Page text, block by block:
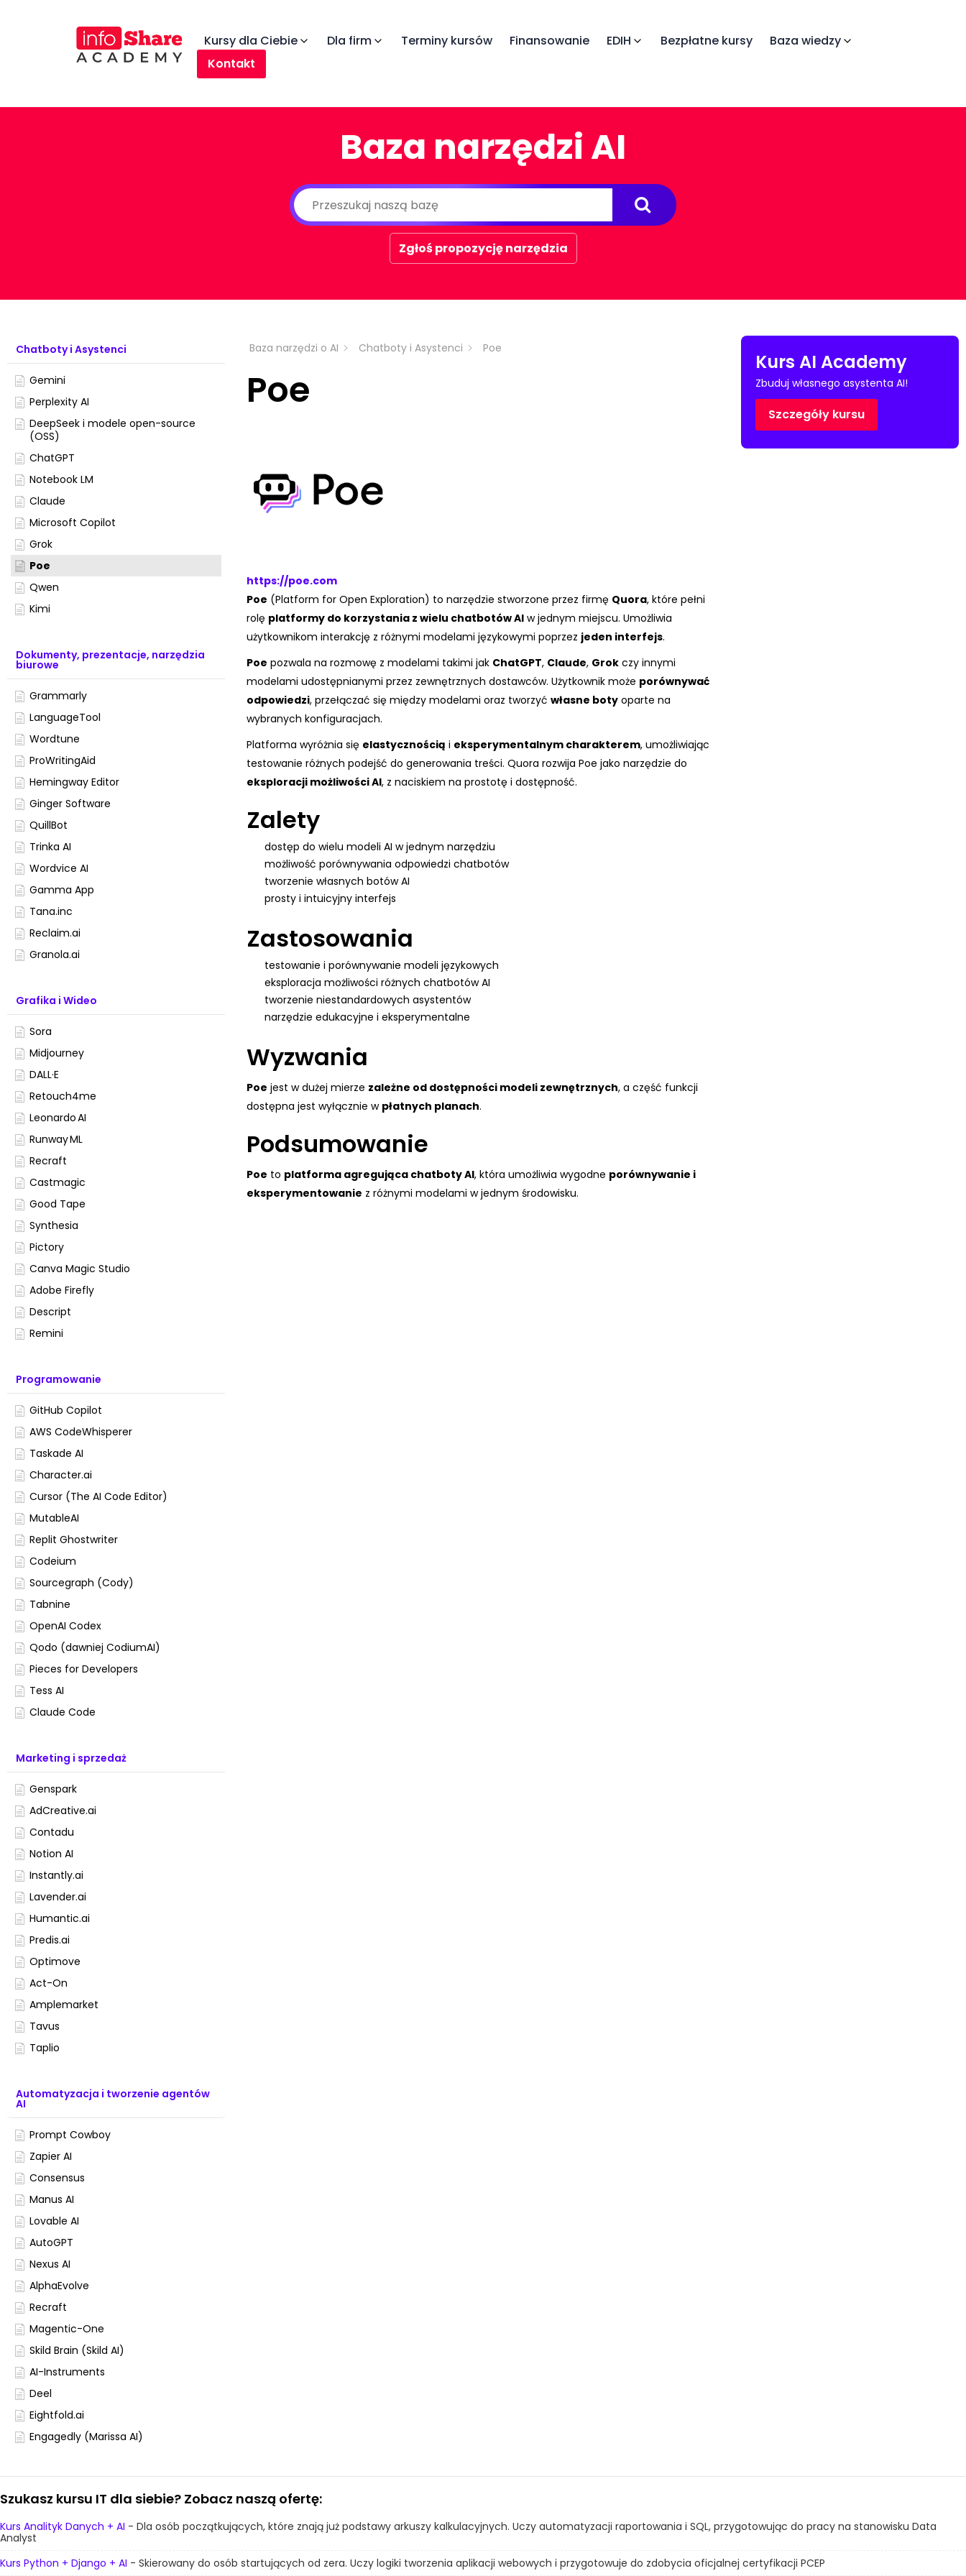
Kursy dla Ciebie Dla firm Terminy kursów Finansowanie EDIH Bezpłatne kursy
Baza wiedzy
Kontakt
Baza narzędzi AI
Zgłoś propozycję narzędzia
Chatboty i Asystenci
Gemini
Perplexity AI
DeepSeek i modele open-source
(OSS)
ChatGPT
Notebook LM
Claude
Microsoft Copilot
Grok
Poe
Qwen
Kimi
Dokumenty, prezentacje, narzędzia
biurowe
Grammarly
LanguageTool
Wordtune
ProWritingAid
Hemingway Editor
Ginger Software
QuillBot
Trinka AI
Wordvice AI
Gamma App
Tana.inc
Reclaim.ai
Granola.ai
Grafika i Wideo
Sora
Midjourney
DALL·E
Retouch4me
Leonardo AI
Runway ML
Recraft
Castmagic
Good Tape
Synthesia
Pictory
Canva Magic Studio
Adobe Firefly
Descript
Remini
Programowanie
GitHub Copilot
AWS CodeWhisperer
Taskade AI
Character.ai
Cursor (The AI Code Editor)
MutableAI
Replit Ghostwriter
Codeium
Sourcegraph (Cody)
Tabnine
OpenAI Codex
Qodo (dawniej CodiumAI)
Pieces for Developers
Tess AI
Claude Code
Marketing i sprzedaż
Genspark
AdCreative.ai
Contadu
Notion AI
Instantly.ai
Lavender.ai
Humantic.ai
Predis.ai
Optimove
Act-On
Amplemarket
Tavus
Taplio
Automatyzacja i tworzenie agentów
AI
Prompt Cowboy
Zapier AI
Consensus
Manus AI
Lovable AI
AutoGPT
Nexus AI
AlphaEvolve
Recraft
Magentic-One
Skild Brain (Skild AI)
AI-Instruments
Deel
Eightfold.ai
Engagedly (Marissa AI)
Baza narzędzi o AI Chatboty i Asystenci Poe
Poe
https://poe.com
Poe (Platform for Open Exploration) to narzędzie stworzone przez firmę Quora, które pełni
rolę platformy do korzystania z wielu chatbotów AIw jednym miejscu. Umożliwia
użytkownikom interakcję z różnymi modelami językowymi poprzez jeden interfejs.
Poe pozwala na rozmowę z modelami takimi jak ChatGPT, Claude, Grokczy innymi
modelami udostępnianymi przez zewnętrznych dostawców. Użytkownik może porównywać
odpowiedzi, przełączać się między modelami oraz tworzyć własne botyoparte na
wybranych konfiguracjach.
Platforma wyróżnia się elastycznością i eksperymentalnym charakterem, umożliwiając
testowanie różnych podejść do generowania treści. Quora rozwija Poe jako narzędzie do
eksploracji możliwości AI, z naciskiem na prostotę i dostępność.
Zalety
dostęp do wielu modeli AI w jednym narzędziu
możliwość porównywania odpowiedzi chatbotów
tworzenie własnych botów AI
prosty i intuicyjny interfejs
Zastosowania
testowanie i porównywanie modeli językowych
eksploracja możliwości różnych chatbotów AI
tworzenie niestandardowych asystentów
narzędzie edukacyjne i eksperymentalne
Wyzwania
Poe jest w dużej mierze zależne od dostępności modeli zewnętrznych, a część funkcji
dostępna jest wyłącznie w płatnych planach.
Podsumowanie
Poe to platforma agregująca chatboty AI, która umożliwia wygodne porównywanie i
eksperymentowanie z różnymi modelami w jednym środowisku.
Kurs AI Academy
Zbuduj własnego asystenta AI!
Szczegóły kursu
Szukasz kursu IT dla siebie? Zobacz naszą ofertę:
Kurs Analityk Danych + AI - Dla osób początkujących, które znają już podstawy arkuszy kalkulacyjnych. Uczy automatyzacji raportowania i SQL, przygotowując do pracy na stanowisku Data
Analyst
Kurs Python + Django + AI - Skierowany do osób startujących od zera. Uczy logiki tworzenia aplikacji webowych i przygotowuje do zdobycia oficjalnej certyfikacji PCEP